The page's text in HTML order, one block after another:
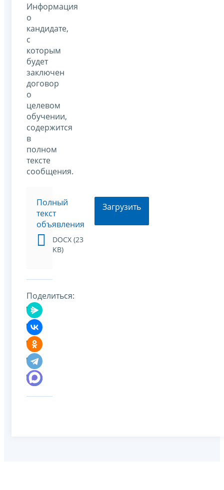
Информация
о
кандидате,
с
которым
будет
заключен
договор
о
целевом
обучении,
содержится
в
полном
тексте
сообщения.
Полный
текст
объявления
DOCX (23
KB)
Загрузить
Поделиться: